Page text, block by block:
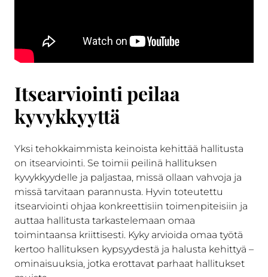
Itsearviointi peilaa
kyvykkyyttä
Yksi tehokkaimmista keinoista kehittää hallitusta
on itsearviointi. Se toimii peilinä hallituksen
kyvykkyydelle ja paljastaa, missä ollaan vahvoja ja
missä tarvitaan parannusta. Hyvin toteutettu
itsearviointi ohjaa konkreettisiin toimenpiteisiin ja
auttaa hallitusta tarkastelemaan omaa
toimintaansa kriittisesti. Kyky arvioida omaa työtä
kertoo hallituksen kypsyydestä ja halusta kehittyä –
ominaisuuksia, jotka erottavat parhaat hallitukset